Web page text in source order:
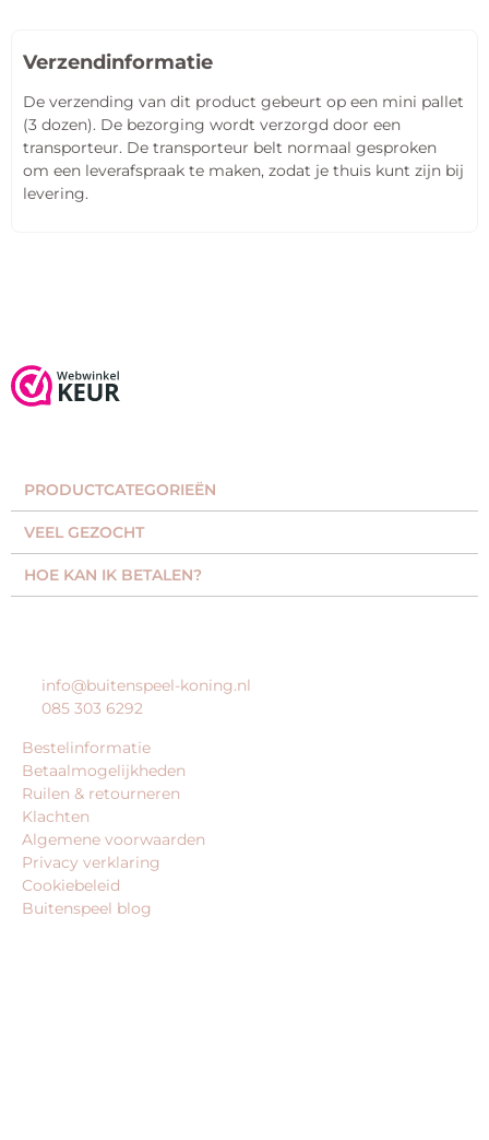
Verzendinformatie
De verzending van dit product gebeurt op een mini pallet
(3 dozen). De bezorging wordt verzorgd door een
transporteur. De transporteur belt normaal gesproken
om een leverafspraak te maken, zodat je thuis kunt zijn bij
levering.
PRODUCTCATEGORIEËN​
VEEL GEZOCHT​
HOE KAN IK BETALEN?
info@buitenspeel-koning.nl
085 303 6292
Bestelinformatie
Betaalmogelijkheden
Ruilen & retourneren
Klachten
Algemene voorwaarden
Privacy verklaring
Cookiebeleid
Buitenspeel blog